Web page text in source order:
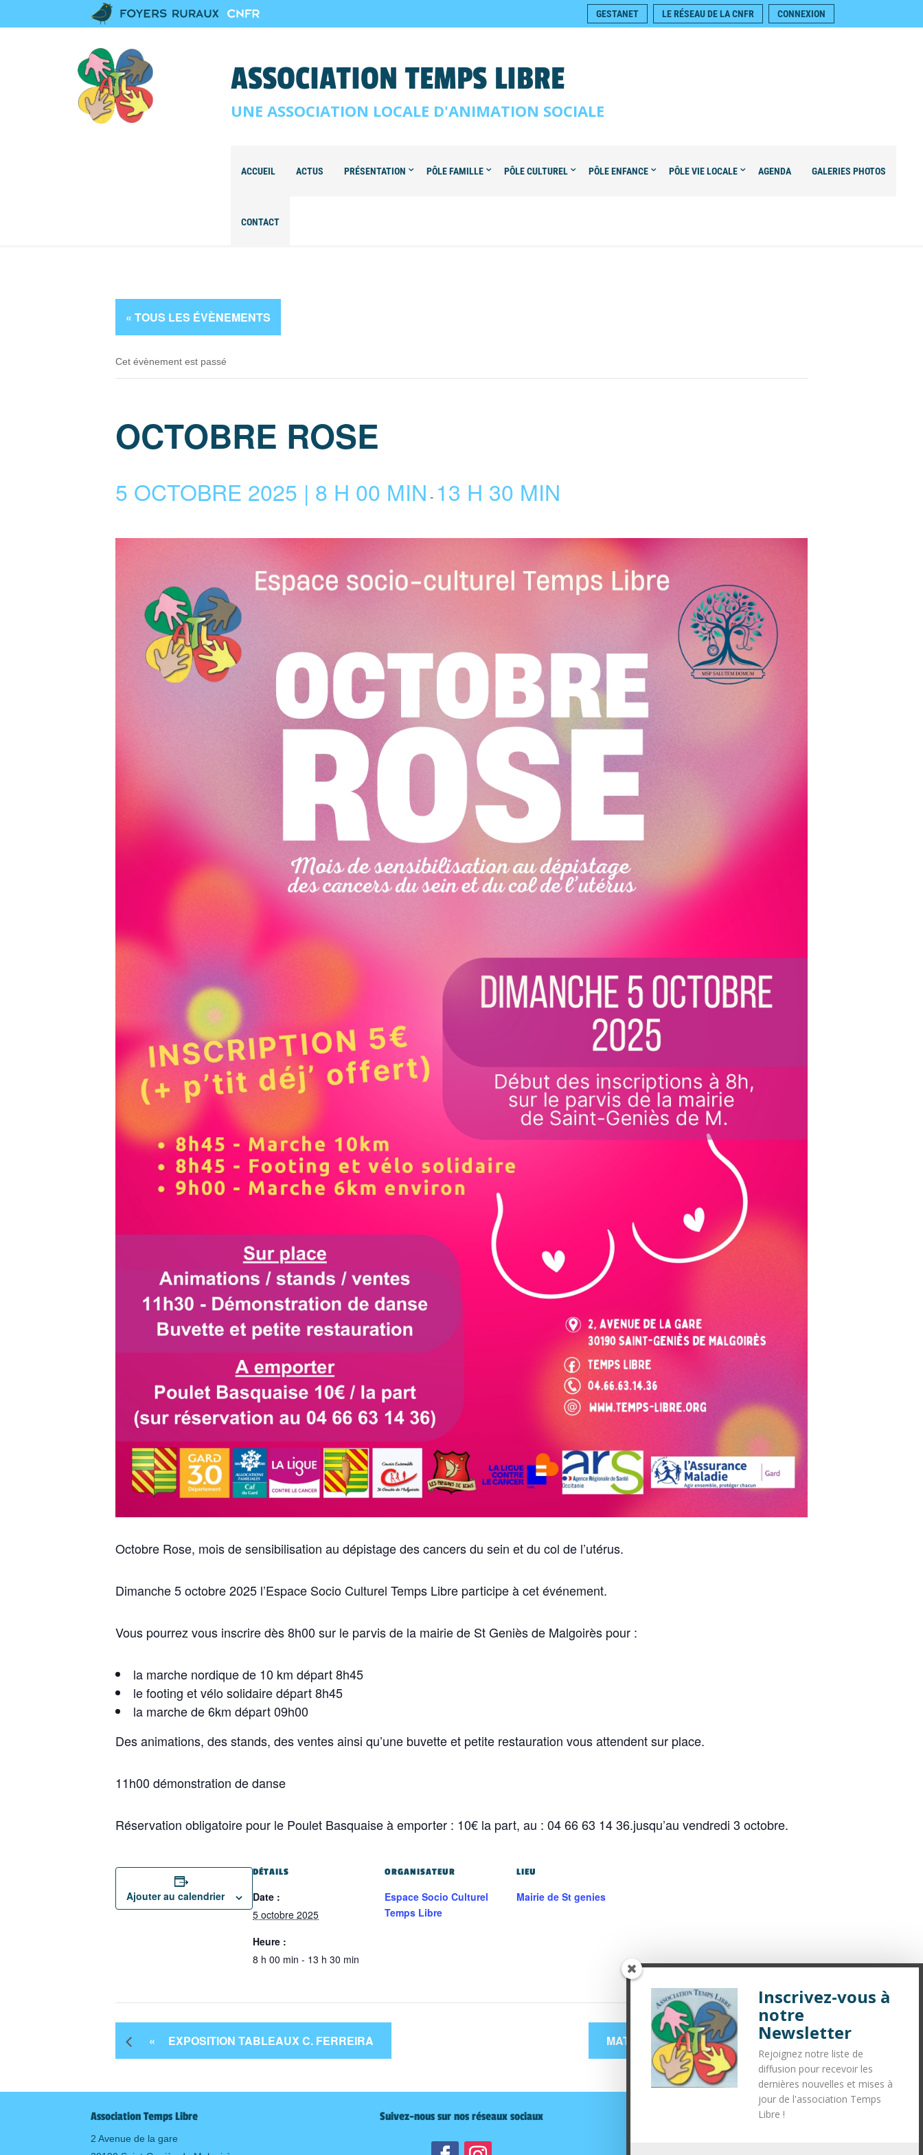
GESTANET LE RÉSEAU DE LA CNFR CONNEXION
ASSOCIATION TEMPS LIBRE
UNE ASSOCIATION LOCALE D'ANIMATION SOCIALE
ACCUEIL ACTUS PRÉSENTATION PÔLE FAMILLE PÔLE CULTUREL PÔLE ENFANCE PÔLE VIE LOCALE AGENDA GALERIES PHOTOS
CONTACT
« TOUS LES ÉVÈNEMENTS
Cet évènement est passé
OCTOBRE ROSE
5 OCTOBRE 2025 | 8 H 00 MIN - 13 H 30 MIN
Octobre Rose, mois de sensibilisation au dépistage des cancers du sein et du col de l’utérus.
Dimanche 5 octobre 2025 l’Espace Socio Culturel Temps Libre participe à cet événement.
Vous pourrez vous inscrire dès 8h00 sur le parvis de la mairie de St Geniès de Malgoirès pour :
la marche nordique de 10 km départ 8h45
le footing et vélo solidaire départ 8h45
la marche de 6km départ 09h00
Des animations, des stands, des ventes ainsi qu’une buvette et petite restauration vous attendent sur place.
11h00 démonstration de danse
Réservation obligatoire pour le Poulet Basquaise à emporter : 10€ la part, au : 04 66 63 14 36.jusqu’au vendredi 3 octobre.
Ajouter au calendrier
DÉTAILS
Date :
5 octobre 2025
Heure :
8 h 00 min - 13 h 30 min
ORGANISATEUR
Espace Socio Culturel
Temps Libre
LIEU
Mairie de St genies
« EXPOSITION TABLEAUX C. FERREIRA MATINÉE PETITE ENFANCE »
Association Temps Libre
2 Avenue de la gare
Suivez-nous sur nos réseaux sociaux
Inscrivez-vous à
notre
Newsletter
Rejoignez notre liste de
diffusion pour recevoir les
dernières nouvelles et mises à
jour de l'association Temps
Libre !